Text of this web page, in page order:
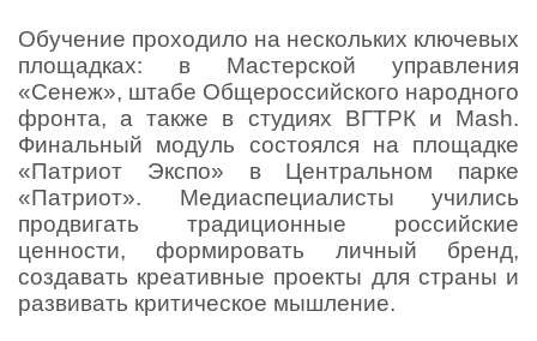
Обучение проходило на нескольких ключевых
площадках: в Мастерской управления
«Сенеж», штабе Общероссийского народного
фронта, а также в студиях ВГТРК и Mash.
Финальный модуль состоялся на площадке
«Патриот Экспо» в Центральном парке
«Патриот». Медиаспециалисты учились
продвигать традиционные российские
ценности, формировать личный бренд,
создавать креативные проекты для страны и
развивать критическое мышление.